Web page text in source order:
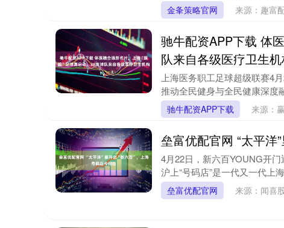
金夆策略官网 来源：趣富
驰牛配资APP下载 体
队来自各级医疗卫生
上海医务职工足球超级联赛4
推动全民健身与全民健康深度
驰牛配资APP下载 来源：
垒富优配官网 “太平洋
4月22日，新六百YOUNG开
沪上“号码店”是一代又一代上
垒富优配官网 来源：闻喜